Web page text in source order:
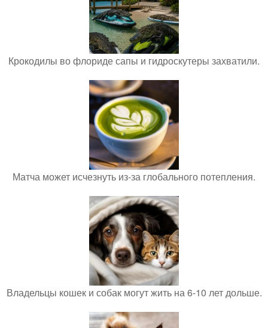
Крокодилы во флориде сапы и гидроскутеры захватили.
Матча может исчезнуть из-за глобального потепления.
Владельцы кошек и собак могут жить на 6-10 лет дольше.